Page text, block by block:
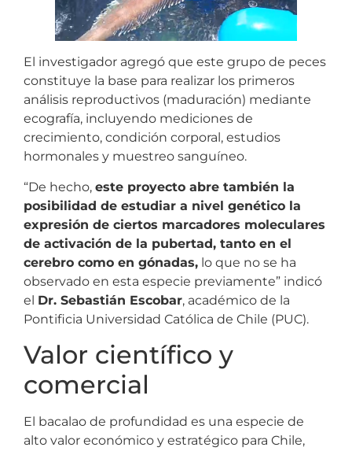
El investigador agregó que este grupo de peces
constituye la base para realizar los primeros
análisis reproductivos (maduración) mediante
ecografía, incluyendo mediciones de
crecimiento, condición corporal, estudios
hormonales y muestreo sanguíneo.
“De hecho, este proyecto abre también la
posibilidad de estudiar a nivel genético la
expresión de ciertos marcadores moleculares
de activación de la pubertad, tanto en el
cerebro como en gónadas, lo que no se ha
observado en esta especie previamente” indicó
el Dr. Sebastián Escobar, académico de la
Pontificia Universidad Católica de Chile (PUC).
Valor científico y
comercial
El bacalao de profundidad es una especie de
alto valor económico y estratégico para Chile,